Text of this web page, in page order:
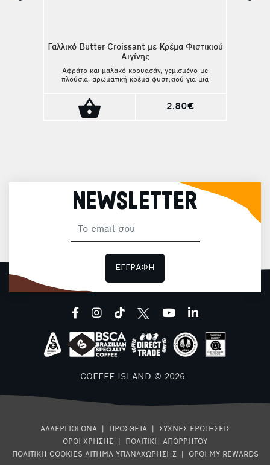
Γαλλικό Butter Croissant με Κρέμα Φιστικιού
Αιγίνης
Αφράτο και μαλακό κρουασάν, γεμισμένο με
πλούσια, αρωματική κρέμα φυστικιού για μια
2.80€
NEWSLETTER
ΕΓΓΡΑΦΗ
facebook
instagram
tiktok youtubelinkedin
COFFEE ISLAND © 2026
ΑΛΛΕΡΓΙΟΓΟΝΑ ΠΡΟΣΘΕΤΑ
ΣΥΧΝΕΣ ΕΡΩΤΗΣΕΙΣ
ΟΡΟΙ ΧΡΗΣΗΣ
ΠΟΛΙΤΙΚΗ ΑΠΟΡΡΗΤΟΥ
ΠΟΛΙΤΙΚΗ COOKIES ΑΙΤΗΜΑ ΥΠΑΝΑΧΩΡΗΣΗΣ ΟΡΟΙ MY REWARDS